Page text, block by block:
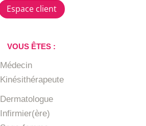
Espace client
VOUS ÊTES :
Médecin
Kinésithérapeute
Dermatologue
Infirmier(ère)